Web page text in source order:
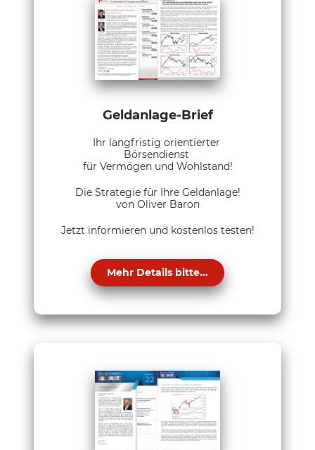
Geldanlage-Brief
Ihr langfristig orientierter
Börsendienst
für Vermögen und Wohlstand!
Die Strategie für Ihre Geldanlage!
von Oliver Baron
Jetzt informieren und kostenlos testen!
Mehr Details bitte...